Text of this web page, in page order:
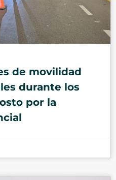
de movilidad
durante los
por la